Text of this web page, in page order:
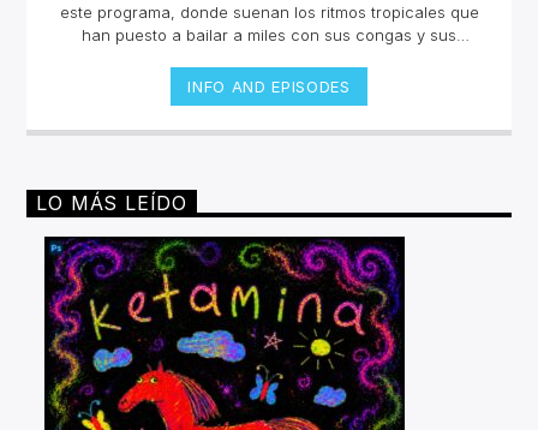
este programa, donde suenan los ritmos tropicales que
han puesto a bailar a miles con sus congas y sus
Desde la poderosa Salsa hasta el merengue más
guapachoso pasando por la neotropicalia que está
sacudiendo a América, Europa y Asia, "Fuego en la
a 4pm por invencible.net
INFO AND EPISODES
LO MÁS LEÍDO